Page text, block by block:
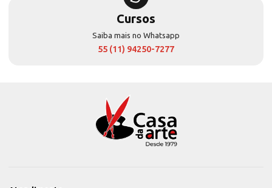
Cursos
Saiba mais no Whatsapp
55 (11) 94250-7277